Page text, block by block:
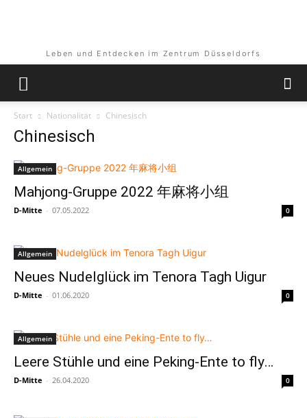
Leben und Entdecken im Zentrum Düsseldorfs
Start Nationalität Chinesisch
Chinesisch
Allgemein
Mahjong-Gruppe 2022 年麻将小组
D-Mitte - 07.05.2022 0
Allgemein
Neues Nudelglück im Tenora Tagh Uigur
D-Mitte - 01.06.2020 0
Allgemein
Leere Stühle und eine Peking-Ente to fly…
D-Mitte - 26.04.2020 0